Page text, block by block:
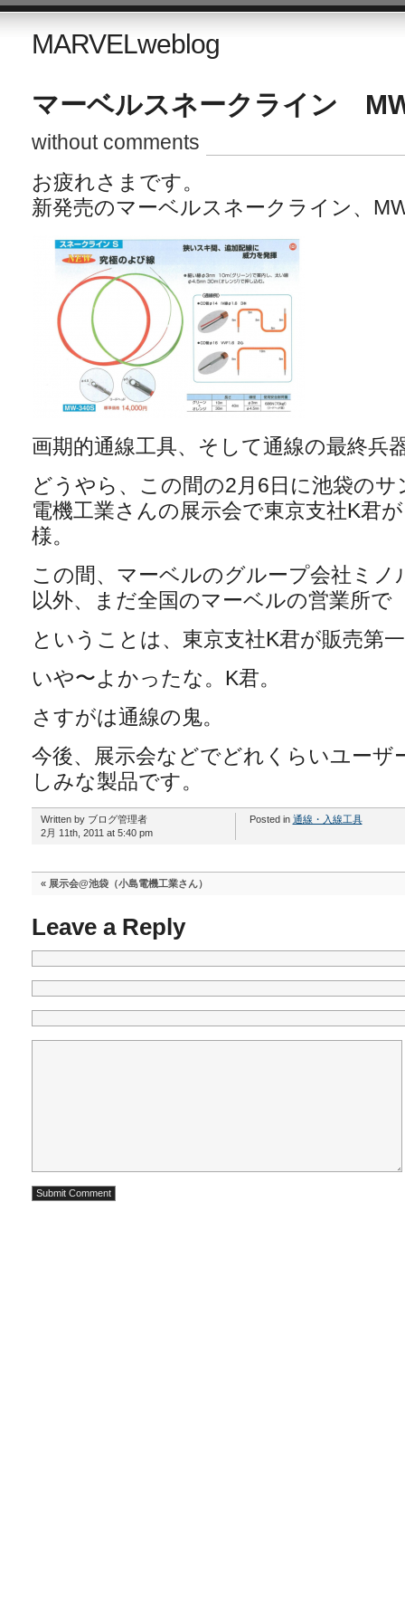
MARVELweblog
マーベルスネークライン
without comments
お疲れさまです。
新発売のマーベルスネークライン、
画期的通線工具、そして通線の最終兵
どうやら、この間の2月6日に池袋の
電機工業さんの展示会で東京支社K君
様。
この間、マーベルのグループ会社ミ
以外、まだ全国のマーベルの営業所で
ということは、東京支社K君が販売第
いや〜よかったな。K君。
さすがは通線の鬼。
今後、展示会などでどれくらいユーザ
しみな製品です。
Written by ブログ管理者
2月 11th, 2011 at 5:40 pm
Posted in 通線・入線工具
« 展示会@池袋（小島電機工業さん）
Leave a Reply